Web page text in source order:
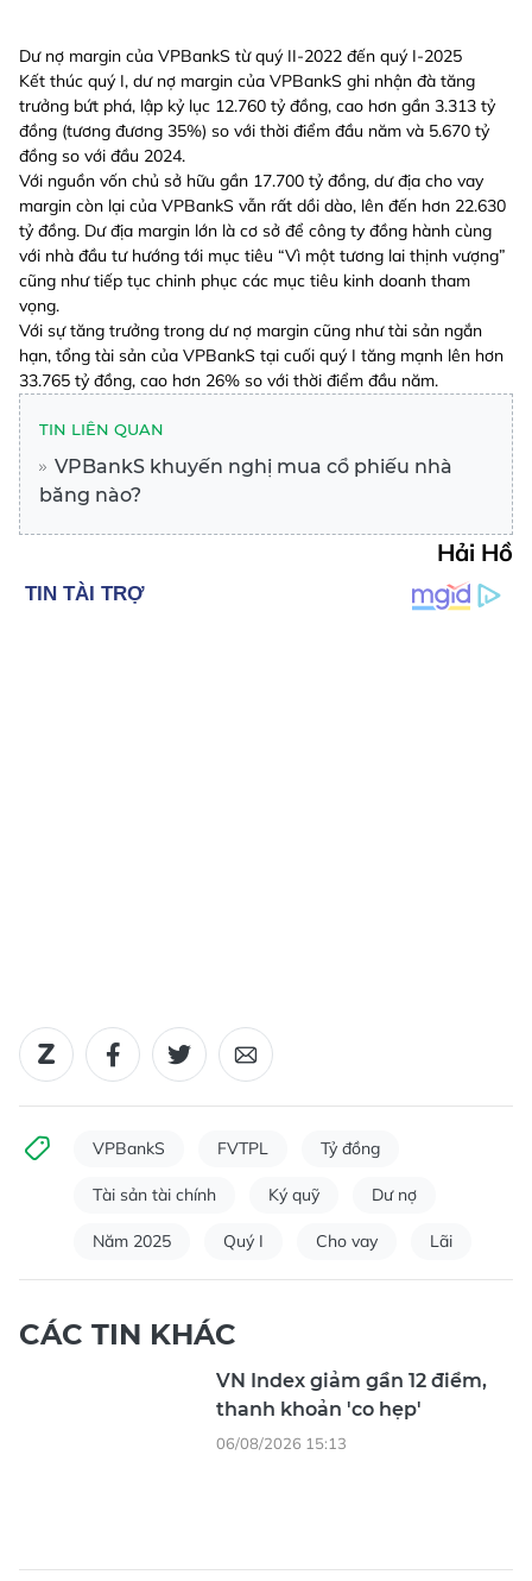
Dư nợ margin của VPBankS từ quý II-2022 đến quý I-2025
Kết thúc quý I, dư nợ margin của VPBankS ghi nhận đà tăng
trưởng bứt phá, lập kỷ lục 12.760 tỷ đồng, cao hơn gần 3.313 tỷ
đồng (tương đương 35%) so với thời điểm đầu năm và 5.670 tỷ
đồng so với đầu 2024.
Với nguồn vốn chủ sở hữu gần 17.700 tỷ đồng, dư địa cho vay
margin còn lại của VPBankS vẫn rất dồi dào, lên đến hơn 22.630
tỷ đồng. Dư địa margin lớn là cơ sở để công ty đồng hành cùng
với nhà đầu tư hướng tới mục tiêu “Vì một tương lai thịnh vượng”
cũng như tiếp tục chinh phục các mục tiêu kinh doanh tham
vọng.
Với sự tăng trưởng trong dư nợ margin cũng như tài sản ngắn
hạn, tổng tài sản của VPBankS tại cuối quý I tăng mạnh lên hơn
33.765 tỷ đồng, cao hơn 26% so với thời điểm đầu năm.
TIN LIÊN QUAN
VPBankS khuyến nghị mua cổ phiếu nhà
băng nào?
Hải Hồ
VPBankS FVTPL Tỷ đồng
Tài sản tài chính Ký quỹ Dư nợ
Năm 2025 Quý I Cho vay Lãi
CÁC TIN KHÁC
VN Index giảm gần 12 điểm,
thanh khoản 'co hẹp'
06/08/2026 15:13